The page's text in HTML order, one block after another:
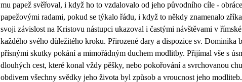
mu papež svěřoval, i když ho to vzdalovalo od jeho původního cíle -
papežovými radami, pokud se týkalo řádu, i když to někdy znamenalo
svoji závislost na Kristovu nástupci ukazoval i častými návštěvami v
každého svého důležitého kroku. Přirozené dary a dispozice sv. Dominika
přísnými skutky pokání a mimořádným duchem modlitby. Přijímal vše s
dlouhých cest, které konal vždy pěšky, nebo pokořování a svrchovanou
obdivem všechny svědky jeho života byl způsob a vroucnost jeho